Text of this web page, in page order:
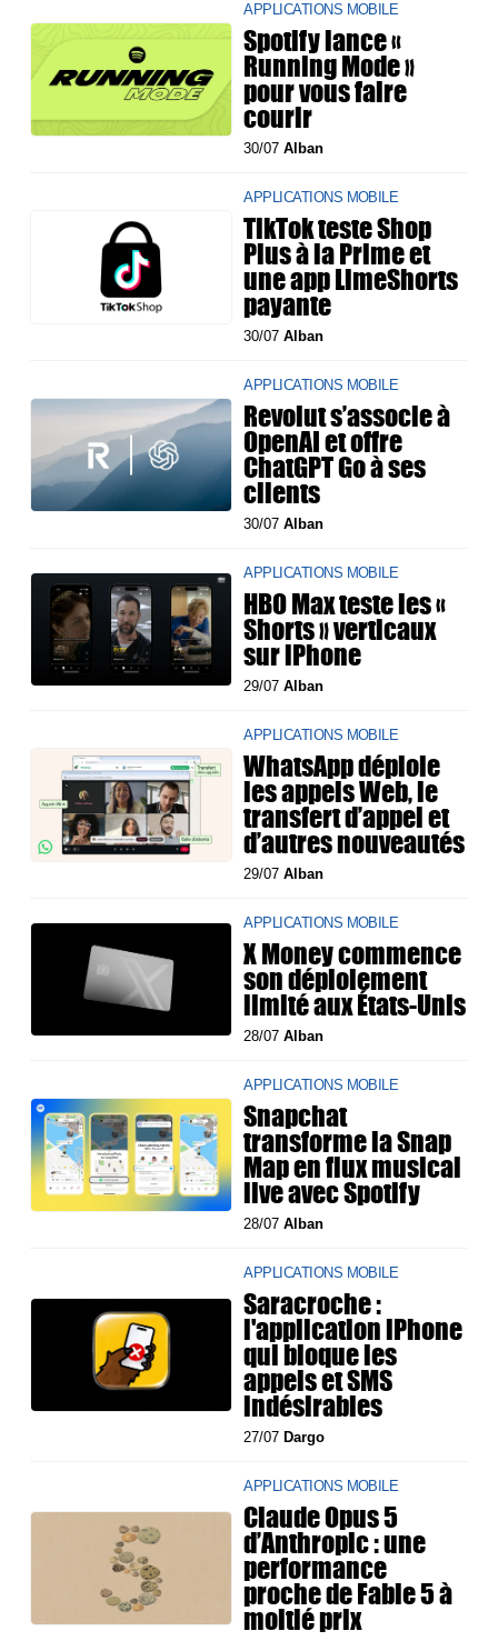
APPLICATIONS MOBILE
Spotify lance «
Running Mode »
pour vous faire
courir
30/07Alban
APPLICATIONS MOBILE
TikTok teste Shop
Plus à la Prime et
une app LimeShorts
payante
30/07Alban
APPLICATIONS MOBILE
Revolut s’associe à
OpenAI et offre
ChatGPT Go à ses
clients
30/07Alban
APPLICATIONS MOBILE
HBO Max teste les «
Shorts » verticaux
sur iPhone
29/07Alban
APPLICATIONS MOBILE
WhatsApp déploie
les appels Web, le
transfert d’appel et
d’autres nouveautés
29/07Alban
APPLICATIONS MOBILE
X Money commence
son déploiement
limité aux États-Unis
28/07Alban
APPLICATIONS MOBILE
Snapchat
transforme la Snap
Map en flux musical
live avec Spotify
28/07Alban
APPLICATIONS MOBILE
Saracroche :
l'application iPhone
qui bloque les
appels et SMS
indésirables
27/07 Dargo
APPLICATIONS MOBILE
Claude Opus 5
d’Anthropic : une
performance
proche de Fable 5 à
moitié prix